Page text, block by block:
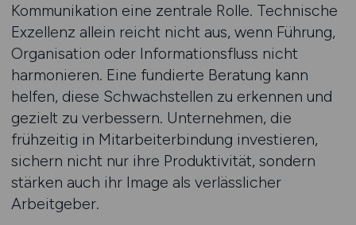
Kommunikation eine zentrale Rolle. Technische
Exzellenz allein reicht nicht aus, wenn Führung,
Organisation oder Informationsfluss nicht
harmonieren. Eine fundierte Beratung kann
helfen, diese Schwachstellen zu erkennen und
gezielt zu verbessern. Unternehmen, die
frühzeitig in Mitarbeiterbindung investieren,
sichern nicht nur ihre Produktivität, sondern
stärken auch ihr Image als verlässlicher
Arbeitgeber.